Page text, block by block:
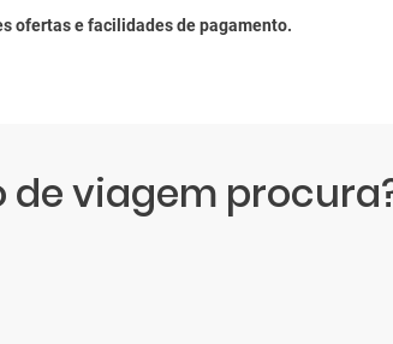
ofertas e facilidades de pagamento.
de viagem